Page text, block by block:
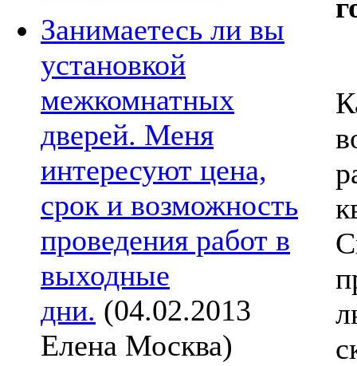
Занимаетесь ли вы
установкой
межкомнатных
дверей. Меня
интересуют цена,
срок и возможность
проведения работ в
выходные
дни. (04.02.2013
Елена Москва)